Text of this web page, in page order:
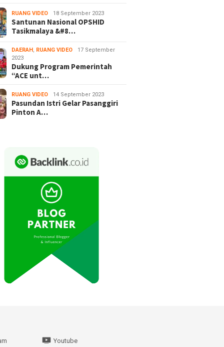
RUANG VIDEO 18 September 2023
Santunan Nasional OPSHID
Tasikmalaya &#8…
DAERAH , RUANG VIDEO
17 September
2023
Dukung Program Pemerintah
“ACE unt…
RUANG VIDEO 14 September 2023
Pasundan Istri Gelar Pasanggiri
Pinton A…
Youtube